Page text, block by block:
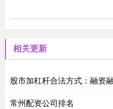
相关更新
股市加杠杆合法方式：融资
常州配资公司排名